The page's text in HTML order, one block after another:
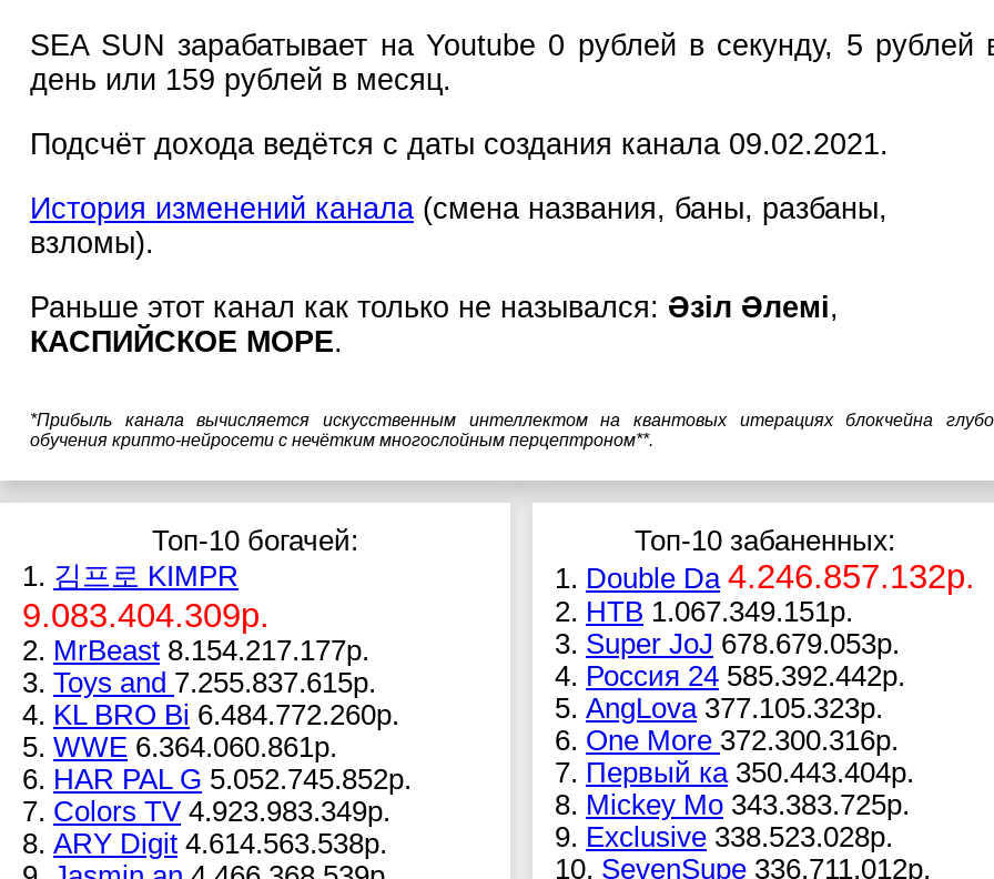
SEA SUN зарабатывает на Youtube 0 рублей в секунду, 5 рублей
день или 159 рублей в месяц.
Подсчёт дохода ведётся с даты создания канала 09.02.2021.
История изменений канала(смена названия, баны, разбаны,
взломы).
Раньше этот канал как только не назывался: Әзіл Әлемі,
КАСПИЙСКОЕ МОРЕ.
*Прибыль канала вычисляется искусственным интеллектом на квантовых итерациях блокчейна
обучения крипто-нейросети с нечётким многослойным перцептроном**.
Топ-10 богачей:
1. 김프로 KIMPR
9.083.404.309р.
2. MrBeast 8.154.217.177р.
3. Toys and 7.255.837.615р.
4. KL BRO Bi 6.484.772.260р.
5. WWE 6.364.060.861р.
6. HAR PAL G 5.052.745.852р.
7. Colors TV 4.923.983.349р.
8. ARY Digit 4.614.563.538р.
Топ-10 забаненных:
1. Double Da 4.246.857.132р.
2. НТВ 1.067.349.151р.
3. Super JoJ 678.679.053р.
4. Россия 24 585.392.442р.
5. AngLova 377.105.323р.
6. One More 372.300.316р.
7. Первый ка 350.443.404р.
8. Mickey Mo 343.383.725р.
9. Exclusive 338.523.028р.
10. SevenSupe 336.711.012р.